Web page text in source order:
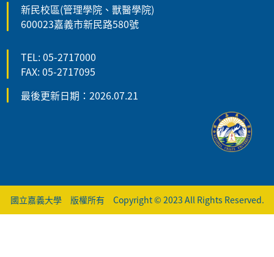
新民校區(管理學院、獸醫學院)
600023嘉義市新民路580號
TEL: 05-2717000
FAX: 05-2717095
最後更新日期：2026.07.21
國立嘉義大學 版權所有 Copyright © 2023 All Rights Reserved.